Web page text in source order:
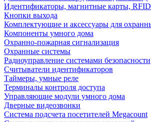
Идентификаторы, магнитные карты,
Кнопки выхода
Комплектующие и аксессуары для
Компоненты умного дома
Охранно-пожарная сигнализация
Охранные системы
Радиоуправление системами безопасности
Считыватели идентификаторов
Таймеры, умные реле
Терминалы контроля доступа
Управляющие модули умного дома
Дверные видеозвонки
Система подсчета посетителей Megacount